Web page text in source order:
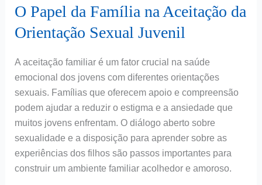
O Papel da Família na Aceitação da
Orientação Sexual Juvenil
A aceitação familiar é um fator crucial na saúde
emocional dos jovens com diferentes orientações
sexuais. Famílias que oferecem apoio e compreensão
podem ajudar a reduzir o estigma e a ansiedade que
muitos jovens enfrentam. O diálogo aberto sobre
sexualidade e a disposição para aprender sobre as
experiências dos filhos são passos importantes para
construir um ambiente familiar acolhedor e amoroso.